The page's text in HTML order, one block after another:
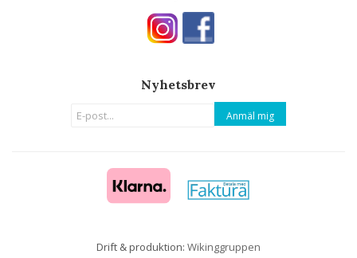
Nyhetsbrev
Anmäl mig
Drift & produktion: Wikinggruppen